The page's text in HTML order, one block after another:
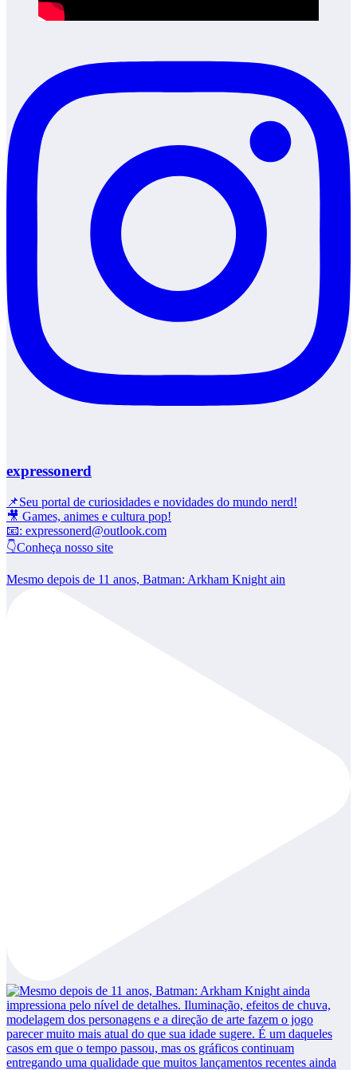
expressonerd
📌Seu portal de curiosidades e novidades do mundo nerd!
🎥 Games, animes e cultura pop!
📧: expressonerd@outlook.com
👇Conheça nosso site
Mesmo depois de 11 anos, Batman: Arkham Knight ain